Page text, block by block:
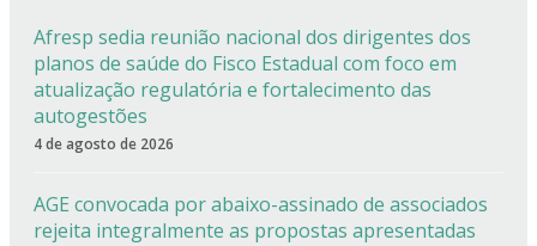
Afresp sedia reunião nacional dos dirigentes dos
planos de saúde do Fisco Estadual com foco em
atualização regulatória e fortalecimento das
autogestões
4 de agosto de 2026
AGE convocada por abaixo-assinado de associados
rejeita integralmente as propostas apresentadas